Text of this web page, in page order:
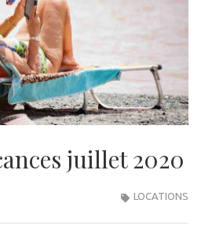
juillet 2020
LOCATIONS